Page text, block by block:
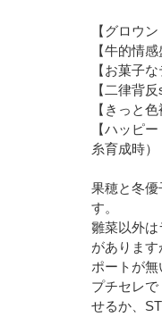
【グロウ
【牛的情
【お菓子
【二律背
【きっと
【ハッピ
糸育成時）
果穂と冬優
す。
雛菜以外
がありま
ポートが無
プチセレ
せるか、